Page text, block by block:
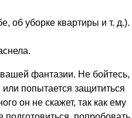
об уборке квартиры и т. д.).
фантазии. Не бойтесь,
попытается защититься
он не скажет, так как ему